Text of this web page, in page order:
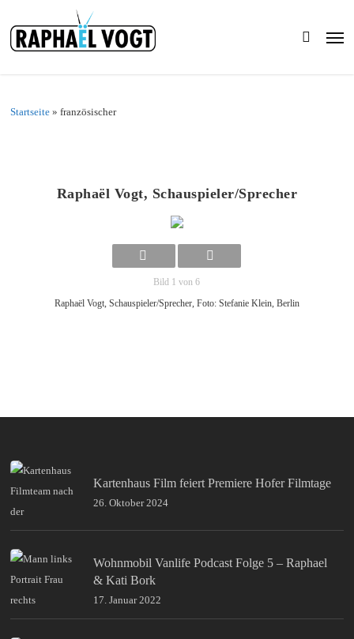
main
content
search
Startseite »französischer
Raphaël Vogt, Schauspieler/Sprecher
Bild 1 von 6
Raphaël Vogt, Schauspieler/Sprecher, Foto: Stefanie Klein, Berlin
Kartenhaus Film feiert Premiere Hofer Filmtage
26. Oktober 2024
Wohnmobil Vanlife Podcast Folge 5 – Raphael
& Kati Bork
17. Januar 2022